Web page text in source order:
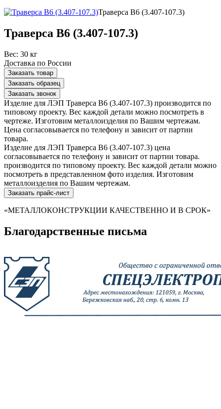
Траверса В6 (3.407-107.3)
Траверса В6 (3.407-107.3)
Вес: 30 кг
Доставка по России
Заказать товар
Заказать образец
Заказать звонок
Изделие для ЛЭП Траверса В6 (3.407-107.3) производится по
типовому проекту. Вес каждой детали можно посмотреть в
чертеже. Изготовим металлоизделия по Вашим чертежам.
Цена согласовывается по телефону и зависит от партии
товара.
Изделие для ЛЭП Траверса В6 (3.407-107.3) цена
согласовывается по телефону и зависит от партии товара.
производится по типовому проекту. Вес каждой детали можно
посмотреть в представленном фото изделия. Изготовим
металлоизделия по Вашим чертежам.
Заказать прайс-лист
«МЕТАЛЛОКОНСТРУКЦИИ КАЧЕСТВЕННО И В СРОК»
Благодарственные письма